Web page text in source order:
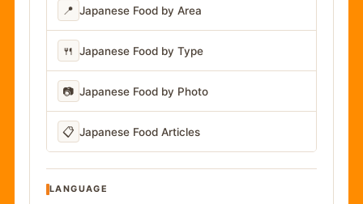
📍 Japanese Food by Area
🍴 Japanese Food by Type
📷 Japanese Food by Photo
📋 Japanese Food Articles
LANGUAGE